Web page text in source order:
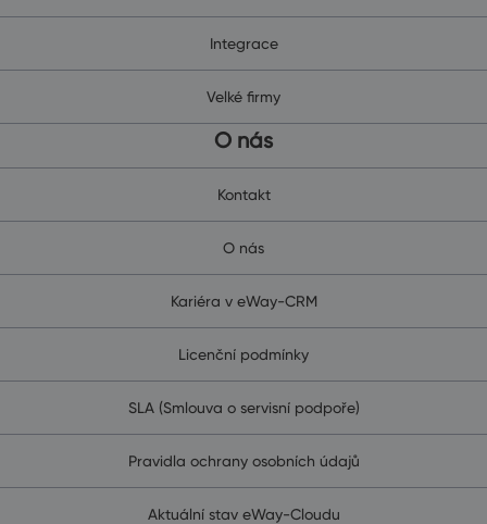
Integrace
Velké firmy
O nás
Kontakt
O nás
Kariéra v eWay-CRM
Licenční podmínky
SLA (Smlouva o servisní podpoře)
Pravidla ochrany osobních údajů
Aktuální stav eWay-Cloudu